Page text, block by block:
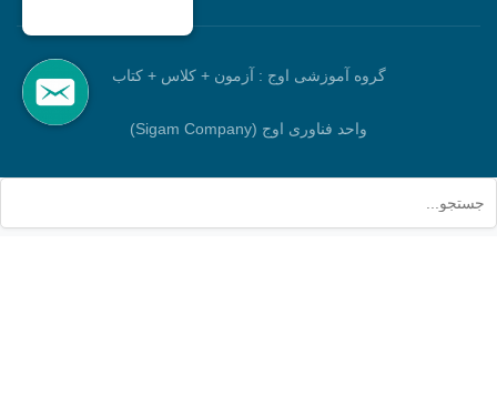
گروه آموزشی اوج : آزمون + کلاس + کتاب
واحد فناوری اوج (Sigam Company)